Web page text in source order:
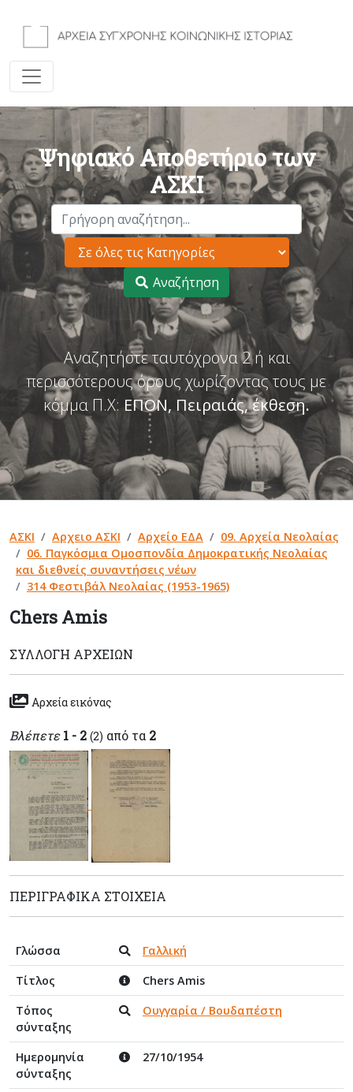
Ψηφιακό Αποθετήριο των
ΑΣΚΙ
Αναζήτηση
Αναζητήστε ταυτόχρονα 2 ή και
περισσότερους όρους χωρίζοντας τους με
κόμμα Π.Χ: ΕΠΟΝ, Πειραιάς, έκθεση.
ΑΣΚΙ Αρχειο ΑΣΚΙ Αρχείο ΕΔΑ
09. Αρχεία Νεολαίας
06. Παγκόσμια Ομοσπονδία Δημοκρατικής Νεολαίας
και διεθνείς συναντήσεις νέων
314 Φεστιβάλ Νεολαίας (1953-1965)
Chers Amis
ΣΥΛΛΟΓΉ ΑΡΧΕΊΩΝ
Αρχεία εικόνας
Βλέπετε 1 - 2 (2) από τα 2
ΠΕΡΙΓΡΑΦΙΚΆ ΣΤΟΙΧΕΊΑ
Γλώσσα
Γαλλική
Τίτλος
Chers Amis
Τόπος
σύνταξης
Ουγγαρία / Βουδαπέστη
Ημερομηνία
σύνταξης
27/10/1954